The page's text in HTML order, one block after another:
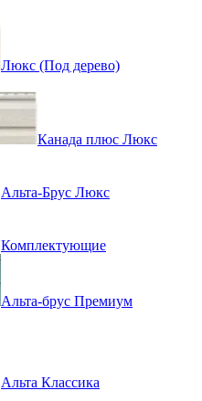
Люкс (Под дерево)
Канада плюс Люкс
Альта-Брус Люкс
Комплектующие
Альта-брус Премиум
Альта Классика